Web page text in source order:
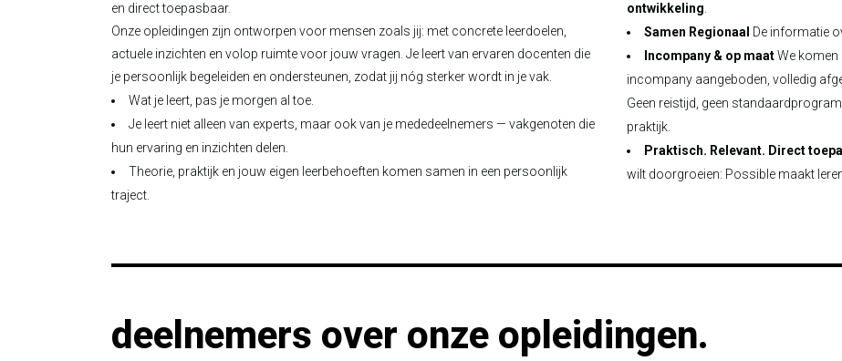
en direct toepasbaar.
Onze opleidingen zijn ontworpen voor mensen zoals jij: met concrete leerdoelen,
actuele inzichten en volop ruimte voor jouw vragen. Je leert van ervaren docenten die
je persoonlijk begeleiden en ondersteunen, zodat jij nóg sterker wordt in je vak.
Wat je leert, pas je morgen al toe.
Je leert niet alleen van experts, maar ook van je mededeelnemers — vakgenoten die
hun ervaring en inzichten delen.
Theorie, praktijk en jouw eigen leerbehoeften komen samen in een persoonlijk
traject.
ontwikkeling
Samen Regionaal De informatie
Incompany & op maatWe komen
incompany aangeboden, volledig
Geen reistijd, geen
praktijk.
Praktisch. Relevant. Direct
wilt doorgroeien: Possible maakt
deelnemers over onze opleidingen.